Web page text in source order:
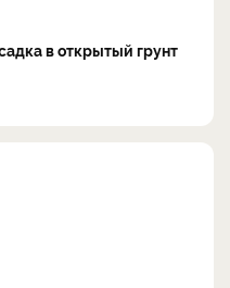
в открытый грунт